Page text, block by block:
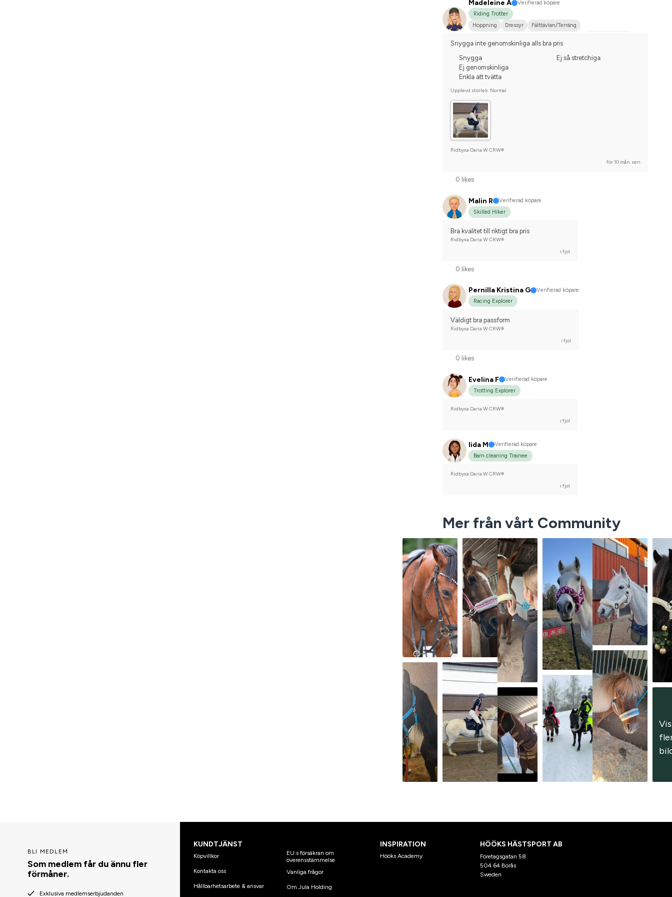
Madeleine A
Verifierad köpare
Riding Trotter
Hoppning
Dressyr
Fälttävlan/Terräng
Nej, jag tävlar inte
Snygga inte genomskinliga alls bra pris
Snygga
Ej genomskinliga
Enkla att tvätta
Ej så stretchiga
Upplevd storlek: Normal
Ridbyxa Daria W CRW®
för 10 mån. sen
0 likes
Malin R
Verifierad köpare
Skilled Hiker
Bra kvalitet till riktigt bra pris
Ridbyxa Daria W CRW®
i fjol
0 likes
Pernilla Kristina G
Verifierad köpare
Racing Explorer
Väldigt bra passform
Ridbyxa Daria W CRW®
i fjol
0 likes
Evelina F
Verifierad köpare
Trotting Explorer
Ridbyxa Daria W CRW®
i fjol
Iida M
Verifierad köpare
Barn cleaning Trainee
Ridbyxa Daria W CRW®
i fjol
Mer från vårt Community
BLI MEDLEM
Som medlem får du ännu fler
förmåner.
Exklusiva medlemserbjudanden
KUNDTJÄNST
Köpvillkor
Kontakta oss
Hållbarhetsarbete & ansvar
EU:s försäkran om
överensstämmelse
Vanliga frågor
Om Jula Holding
INSPIRATION
Hööks Academy
HÖÖKS HÄSTSPORT AB
Företagsgatan 58
504 64 Borås
Sweden